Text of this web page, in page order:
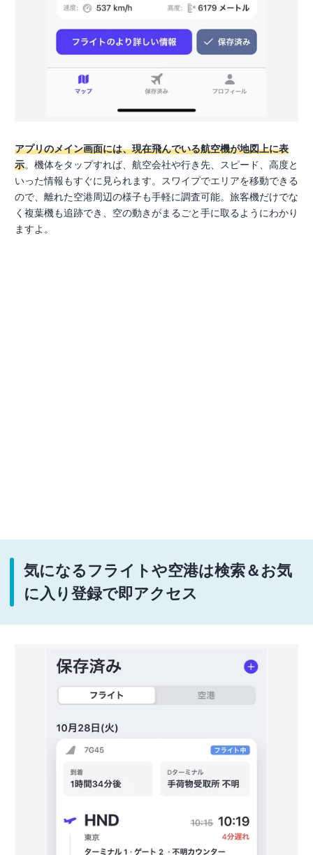
アプリのメイン画面には、現在飛んでいる航空機が地図上に表
示。機体をタップすれば、航空会社や行き先、スピード、高度と
いった情報もすぐに見られます。スワイプでエリアを移動できる
ので、離れた空港周辺の様子も手軽に調査可能。旅客機だけでな
く複葉機も追跡でき、空の動きがまるごと手に取るようにわかり
ますよ。
気になるフライトや空港は検索＆お気
に入り登録で即アクセス